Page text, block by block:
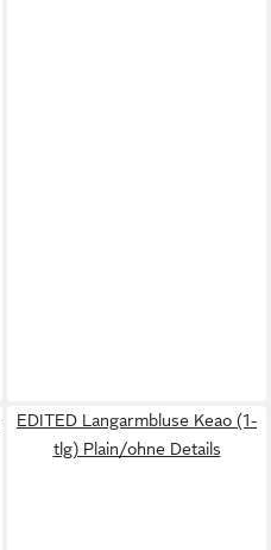
EDITED Langarmbluse Keao (1-
tlg) Plain/ohne Details